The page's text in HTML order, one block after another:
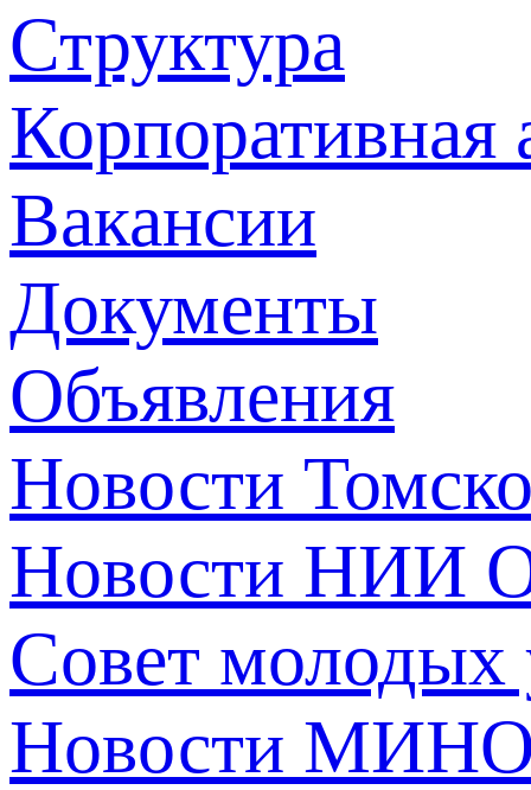
Структура
Корпоративная
Вакансии
Документы
Объявления
Новости
Новости НИИ
Совет молодых
Новости